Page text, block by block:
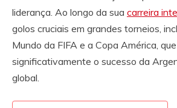
liderança. Ao longo da sua carreira
golos cruciais em grandes torneios,
Mundo da FIFA e a Copa América,
significativamente o sucesso da
global.